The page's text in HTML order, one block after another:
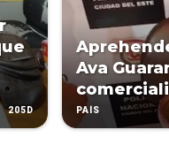
205D
Ava
PAÍS